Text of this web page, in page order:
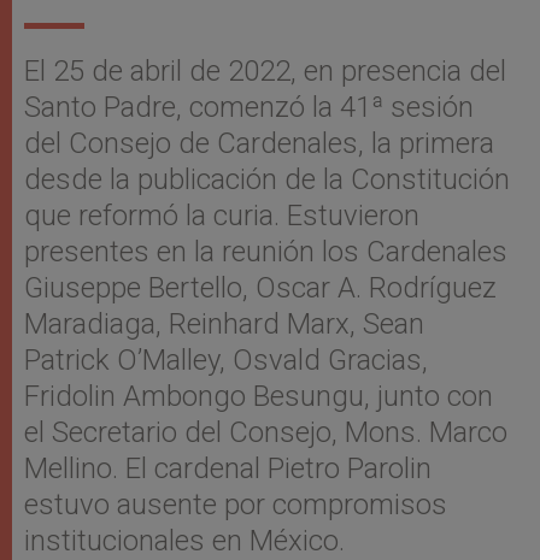
El 25 de abril de 2022, en presencia del
Santo Padre, comenzó la 41ª sesión
del Consejo de Cardenales, la primera
desde la publicación de la Constitución
que reformó la curia. Estuvieron
presentes en la reunión los Cardenales
Giuseppe Bertello, Oscar A. Rodríguez
Maradiaga, Reinhard Marx, Sean
Patrick O’Malley, Osvald Gracias,
Fridolin Ambongo Besungu, junto con
el Secretario del Consejo, Mons. Marco
Mellino. El cardenal Pietro Parolin
estuvo ausente por compromisos
institucionales en México.